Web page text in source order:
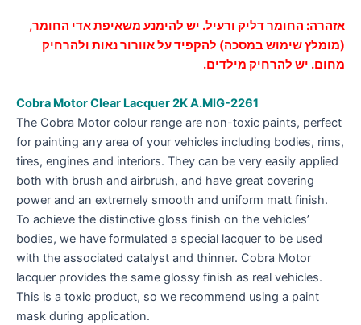
אזהרה: החומר דליק ורעיל. יש להימנע משאיפת אדי החומר,
(מומלץ שימוש במסכה) להקפיד עלאוורורנאות ולהרחיק
מחום. יש להרחיק מילדים.
Cobra Motor Clear Lacquer 2K A.MIG-2261
The Cobra Motor colour range are non-toxic paints, perfect
for painting any area of your vehicles including bodies, rims,
tires, engines and interiors. They can be very easily applied
both with brush and airbrush, and have great covering
power and an extremely smooth and uniform matt finish.
To achieve the distinctive gloss finish on the vehicles’
bodies, we have formulated a special lacquer to be used
with the associated catalyst and thinner. Cobra Motor
lacquer provides the same glossy finish as real vehicles.
This is a toxic product, so we recommend using a paint
mask during application.